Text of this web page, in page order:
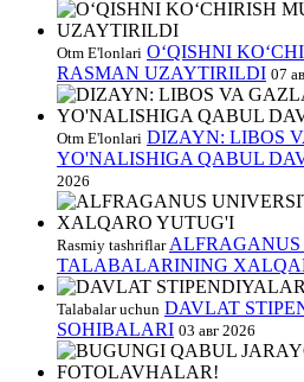
Otm E'lonlari O‘QISHNI
RASMAN UZAYTIRILDI 07
Otm E'lonlari DIZAYN: LIBOS
YO'NALISHIGA QABUL
2026
Rasmiy tashriflar
TALABALARINING
Talabalar uchun DAVLAT
SOHIBALARI 03 авг 2026